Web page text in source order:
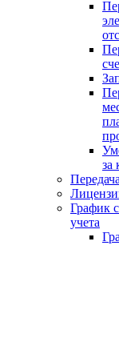
за
График
учета